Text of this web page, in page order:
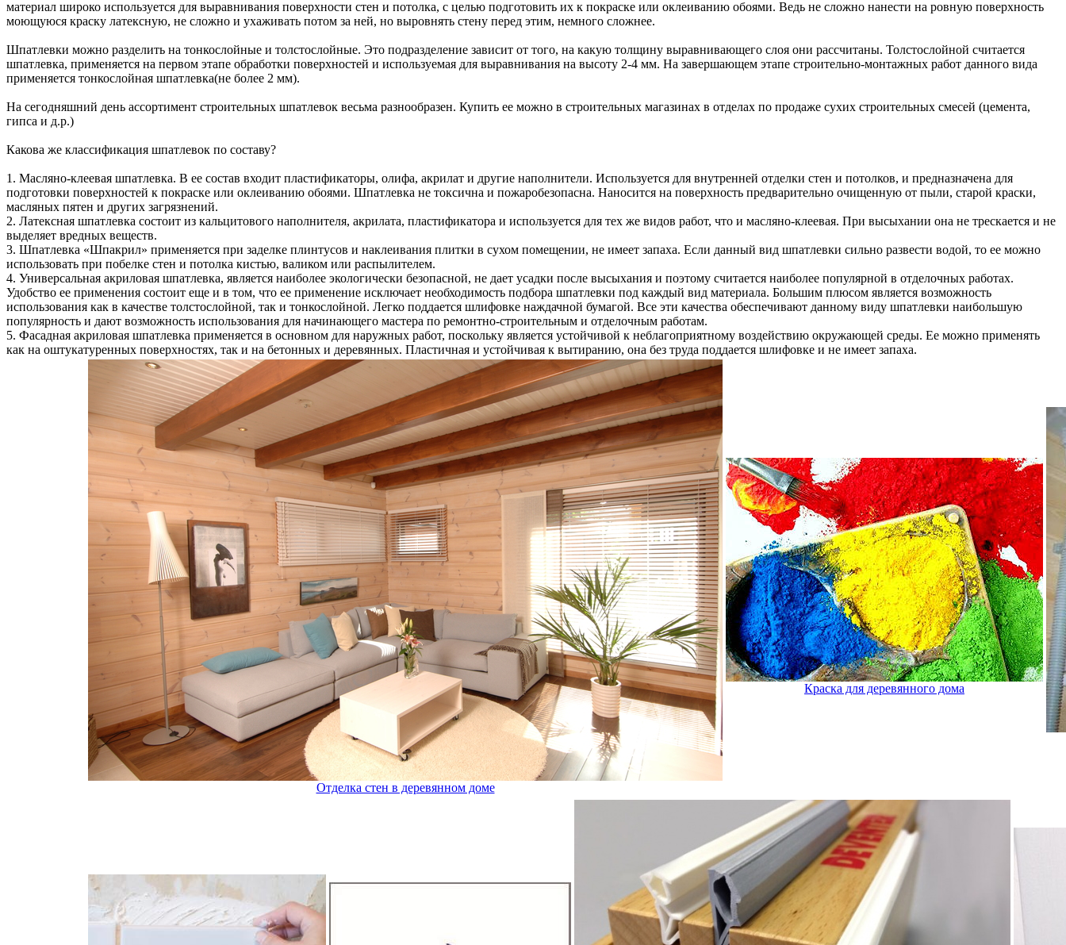
материал широко используется для выравнивания поверхности стен и потолка, с целью подготовить их к покраске или оклеиванию обоями. Ведь не сложно нанести на ровную поверхность
моющуюся краску латексную, не сложно и ухаживать потом за ней, но выровнять стену перед этим, немного сложнее.
Шпатлевки можно разделить на тонкослойные и толстослойные. Это подразделение зависит от того, на какую толщину выравнивающего слоя они рассчитаны. Толстослойной считается
шпатлевка, применяется на первом этапе обработки поверхностей и используемая для выравнивания на высоту 2-4 мм. На завершающем этапе строительно-монтажных работ данного вида
применяется тонкослойная шпатлевка(не более 2 мм).
На сегодняшний день ассортимент строительных шпатлевок весьма разнообразен. Купить ее можно в строительных магазинах в отделах по продаже сухих строительных смесей (цемента,
гипса и д.р.)
Какова же классификация шпатлевок по составу?
1. Масляно-клеевая шпатлевка. В ее состав входит пластификаторы, олифа, акрилат и другие наполнители. Используется для внутренней отделки стен и потолков, и предназначена для
подготовки поверхностей к покраске или оклеиванию обоями. Шпатлевка не токсична и пожаробезопасна. Наносится на поверхность предварительно очищенную от пыли, старой краски,
масляных пятен и других загрязнений.
2. Латексная шпатлевка состоит из кальцитового наполнителя, акрилата, пластификатора и используется для тех же видов работ, что и масляно-клеевая. При высыхании она не трескается и не
выделяет вредных веществ.
3. Шпатлевка «Шпакрил» применяется при заделке плинтусов и наклеивания плитки в сухом помещении, не имеет запаха. Если данный вид шпатлевки сильно развести водой, то ее можно
использовать при побелке стен и потолка кистью, валиком или распылителем.
4. Универсальная акриловая шпатлевка, является наиболее экологически безопасной, не дает усадки после высыхания и поэтому считается наиболее популярной в отделочных работах.
Удобство ее применения состоит еще и в том, что ее применение исключает необходимость подбора шпатлевки под каждый вид материала. Большим плюсом является возможность
использования как в качестве толстослойной, так и тонкослойной. Легко поддается шлифовке наждачной бумагой. Все эти качества обеспечивают данному виду шпатлевки наибольшую
популярность и дают возможность использования для начинающего мастера по ремонтно-строительным и отделочным работам.
5. Фасадная акриловая шпатлевка применяется в основном для наружных работ, поскольку является устойчивой к неблагоприятному воздействию окружающей среды. Ее можно применять
как на оштукатуренных поверхностях, так и на бетонных и деревянных. Пластичная и устойчивая к вытиранию, она без труда поддается шлифовке и не имеет запаха.
Отделка стен в деревянном доме
Краска для деревянного дома